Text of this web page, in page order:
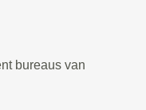
bureaus van